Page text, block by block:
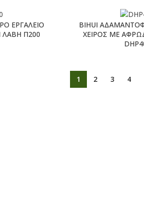
ΕΡΓΑΛΕΙΟ
Π200
BIHUI
ΧΕΙΡΟΣ ΜΕ
1 2 3 4